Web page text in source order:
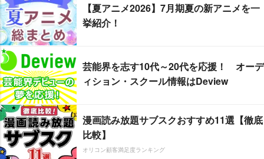
【夏アニメ2026】7月期夏の新アニメを一
挙紹介！
芸能界を志す10代～20代を応援！ オーデ
ィション・スクール情報はDeview
漫画読み放題サブスクおすすめ11選【徹底
比較】
オリコン顧客満足度ランキング